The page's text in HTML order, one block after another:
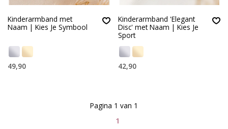
Kinderarmband met
Naam | Kies Je Symbool
49,90
Kinderarmband 'Elegant
Disc' met Naam | Kies Je
Sport
42,90
1
Pagina 1 van 1